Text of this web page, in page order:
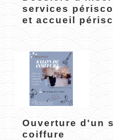
services
et accueil
Ouverture d'un
coiffure